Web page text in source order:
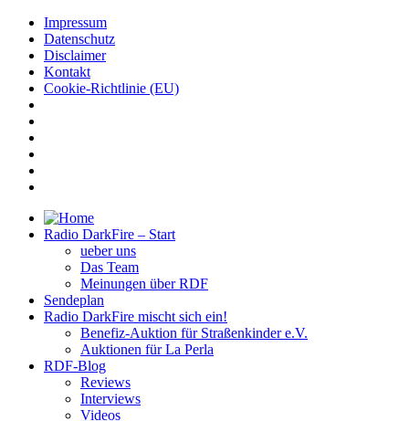
Impressum
Datenschutz
Disclaimer
Kontakt
Cookie-Richtlinie (EU)
Radio DarkFire – Start
ueber uns
Das Team
Meinungen über RDF
Sendeplan
Radio DarkFire mischt sich ein!
Benefiz-Auktion für Straßenkinder e.V.
Auktionen für La Perla
RDF-Blog
Reviews
Interviews
Videos